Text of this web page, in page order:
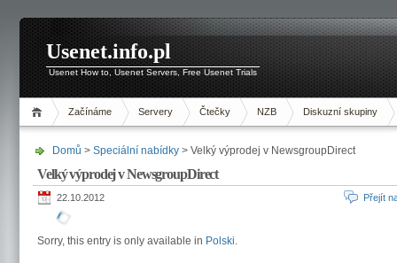
Usenet.info.pl
Usenet How to, Usenet Servers, Free Usenet Trials
Začínáme Servery Čtečky NZB Diskuzní skupiny
Domů > Speciální nabídky > Velký výprodej v NewsgroupDirect
Velký výprodej v NewsgroupDirect
22.10.2012 Přejít
Sorry, this entry is only available in Polski.